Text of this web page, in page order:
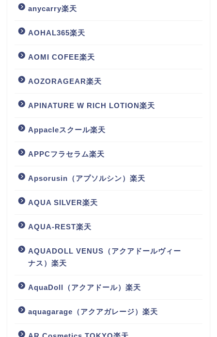
anycarry楽天
AOHAL365楽天
AOMI COFEE楽天
AOZORAGEAR楽天
APINATURE W RICH LOTION楽天
Appacleスクール楽天
APPCフラセラム楽天
Apsorusin（アプソルシン）楽天
AQUA SILVER楽天
AQUA-REST楽天
AQUADOLL VENUS（アクアドールヴィー
ナス）楽天
AquaDoll（アクアドール）楽天
aquagarage（アクアガレージ）楽天